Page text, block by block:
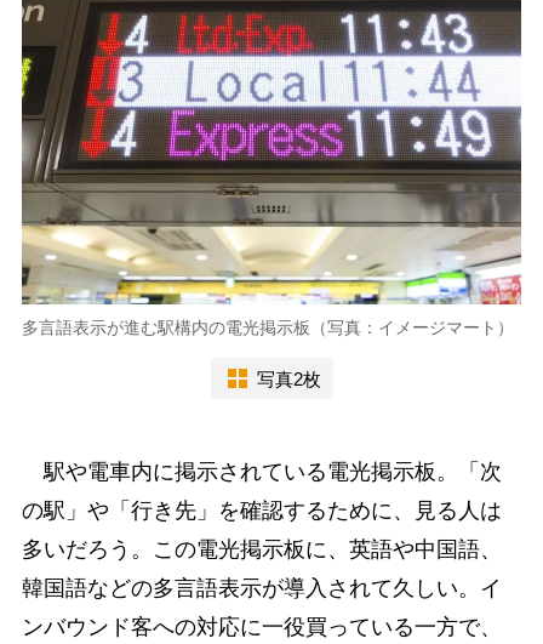
多言語表示が進む駅構内の電光掲示板（写真：イメージマート）
写真2枚
駅や電車内に掲示されている電光掲示板。「次
の駅」や「行き先」を確認するために、見る人は
多いだろう。この電光掲示板に、英語や中国語、
韓国語などの多言語表示が導入されて久しい。イ
ンバウンド客への対応に一役買っている一方で、